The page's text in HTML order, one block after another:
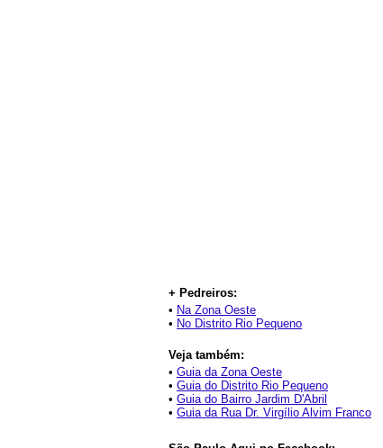
+ Pedreiros:
• Na Zona Oeste
• No Distrito Rio Pequeno
Veja também:
• Guia da Zona Oeste
• Guia do Distrito Rio Pequeno
• Guia do Bairro Jardim D'Abril
• Guia da Rua Dr. Virgílio Alvim Franco